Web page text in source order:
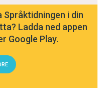
Språktidningen i din
Ladda ned appen
Google Play.